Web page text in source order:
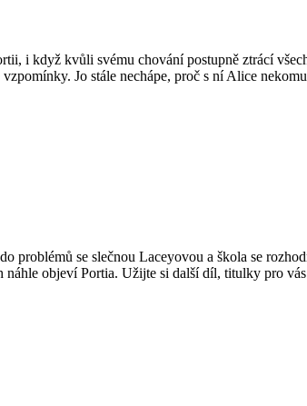
i když kvůli svému chování postupně ztrácí
Jo stále nechápe, proč s ní Alice
se slečnou Laceyovou a škola se
objeví Portia. Užijte si další díl, titulky pro